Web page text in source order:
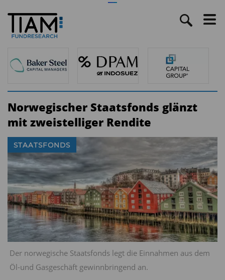
Norwegischer Staatsfonds glänzt
mit zweistelliger Rendite
Der norwegische Staatsfonds legt die Einnahmen aus dem
Öl-und Gasgeschäft gewinnbringend an.
STAATSFONDS